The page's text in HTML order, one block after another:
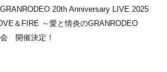
GRANRODEO 20th Anniversary LIVE 2025
＆FIRE ～愛と情炎のGRANRODEO
開催決定！